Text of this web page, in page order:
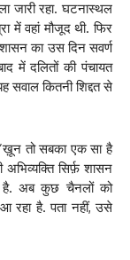
जारी रहा. घटनास्थल
में वहां मौजूद थी. फिर
का उस दिन सवर्ण
में दलितों की पंचायत
सवाल कितनी शिद्दत से
तो सबका एक सा है
अभिव्यक्ति सिर्फ़ शासन
है. अब कुछ चैनलों को
है. पता नहीं, उसे